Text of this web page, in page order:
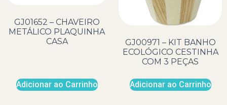
GJ01652 – CHAVEIRO
METÁLICO PLAQUINHA
CASA
Adicionar ao Carrinho
GJ00971 – KIT BANHO
ECOLÓGICO CESTINHA
COM 3 PEÇAS
Adicionar ao Carrinho